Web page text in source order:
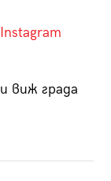
Instagram
и виж града